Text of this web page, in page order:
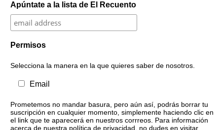
Apúntate a la lista de El Recuento
Permisos
Selecciona la manera en la que quieres saber de nosotros.
Email
Prometemos no mandar basura, pero aún así, podrás borrar tu
suscripción en cualquier momento, simplemente haciendo clic en
el link que te aparecerá en nuestros corrreos. Para información
acerca de nuestra política de privacidad, no dudes en visitar